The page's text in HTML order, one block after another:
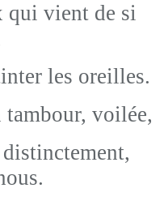
qui vient de si
les oreilles.
voilée,